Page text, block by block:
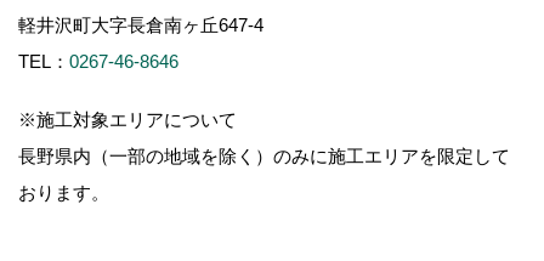
軽井沢町大字長倉南ヶ丘647-4
TEL： 0267-46-8646
※施工対象エリアについて
長野県内（一部の地域を除く）のみに施工エリアを限定して
おります。